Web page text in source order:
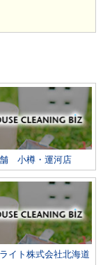
小樽・運河店
イト株式会社北海道